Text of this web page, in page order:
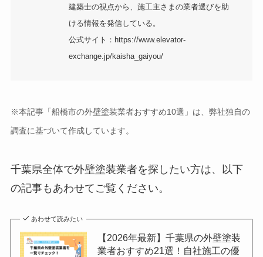
建築士の視点から、施工主さまの業者選びを助
ける情報を発信している。
公式サイト：https://www.elevator-
exchange.jp/kaisha_gaiyou/
※本記事「船橋市の外壁塗装業者おすすめ10選」は、弊社独自の
調査に基づいて作成しています。
千葉県全体で外壁塗装業者を探したい方は、以下
の記事もあわせてご覧ください。
あわせて読みたい
【2026年最新】千葉県の外壁塗装
業者おすすめ21選！自社施工の優